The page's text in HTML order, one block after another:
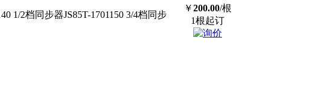
1/2档同步器JS85T-1701150 3/4档同步
￥200.00/根
1根起订